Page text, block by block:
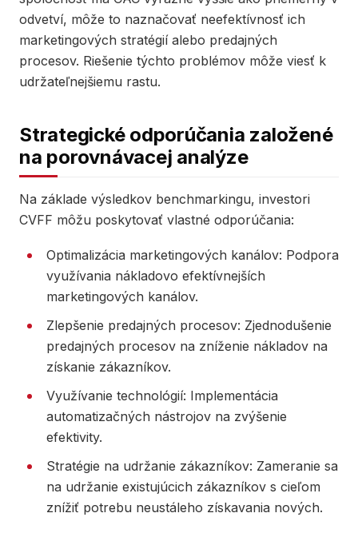
odvetví, môže to naznačovať neefektívnosť ich
marketingových stratégií alebo predajných
procesov. Riešenie týchto problémov môže viesť k
udržateľnejšiemu rastu.
Strategické odporúčania založené
na porovnávacej analýze
Na základe výsledkov benchmarkingu, investori
CVFF môžu poskytovať vlastné odporúčania:
Optimalizácia marketingových kanálov: Podpora
využívania nákladovo efektívnejších
marketingových kanálov.
Zlepšenie predajných procesov: Zjednodušenie
predajných procesov na zníženie nákladov na
získanie zákazníkov.
Využívanie technológií: Implementácia
automatizačných nástrojov na zvýšenie
efektivity.
Stratégie na udržanie zákazníkov: Zameranie sa
na udržanie existujúcich zákazníkov s cieľom
znížiť potrebu neustáleho získavania nových.